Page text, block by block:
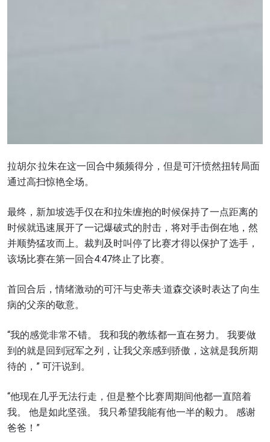
拉胡尔·拉朱在这一回合中频频得分，但是可汗愤然扭转局面
通过高扫惊艳全场。
最终，新加坡选手仅在和拉朱缠抱的时候保持了一点距离的
时候就迅速展开了一记爆破式的肘击，将对手击倒在地，然
并顺势猛攻而上。裁判及时叫停了比赛才得以保护了选手，
该场比赛在第一回合4:47终止了比赛。
首回合后，情绪激动的可汗与史蒂夫·道森交谈时表达了向生
病的父亲的敬意。
“我的感觉非常不错。 我和我的教练都一直在努力。 我要做
到的就是回到冠军之列，让我父亲感到骄傲，这就是我所期
待的，” 可汗说到。
“他现在几乎无法行走，但是整个比赛周期间他都一直陪着
我。 他是如此坚强。 我只希望我能有他一半的毅力。 感谢
爸爸！”